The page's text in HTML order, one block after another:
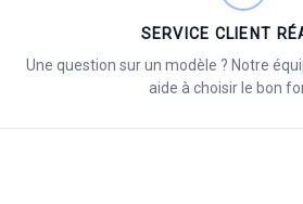
SERVICE CLIENT
Une question sur un modèle ? Notre
aide à choisir le bon